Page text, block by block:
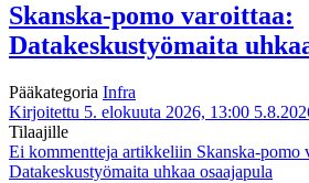
Skanska-pomo varoittaa:
Datakeskustyömaita
Pääkategoria Infra
Kirjoitettu 5. elokuuta 2026, 13:00
Tilaajille
Ei kommentteja artikkeliin Skanska-pomo
Datakeskustyömaita uhkaa osaajapula